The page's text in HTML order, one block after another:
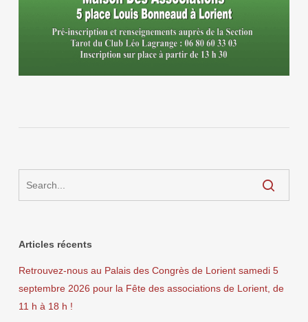
Articles récents
Retrouvez-nous au Palais des Congrès de Lorient samedi 5
septembre 2026 pour la Fête des associations de Lorient, de
11 h à 18 h !